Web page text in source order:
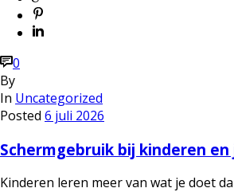
0
By
In Uncategorized
Posted 6 juli 2026
Schermgebruik bij kinderen
Kinderen leren meer van wat je doet